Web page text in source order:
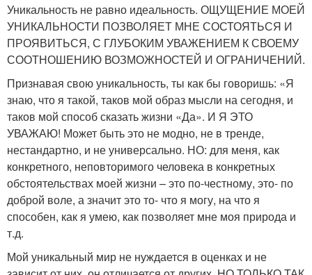
Уникальность не равно идеальность. ОЩУЩЕНИЕ МОЕЙ
УНИКАЛЬНОСТИ ПОЗВОЛЯЕТ МНЕ СОСТОЯТЬСЯ И
ПРОЯВИТЬСЯ, С ГЛУБОКИМ УВАЖЕНИЕМ К СВОЕМУ
СООТНОШЕНИЮ ВОЗМОЖНОСТЕЙ И ОГРАНИЧЕНИЙ.
Признавая свою уникальность, ты как бы говоришь: «Я
знаю, что я такой, таков мой образ мысли на сегодня, и
таков мой способ сказать жизни «Да». И Я ЭТО
УВАЖАЮ! Может быть это не модно, не в тренде,
нестандартно, и не универсально. НО: для меня, как
конкретного, неповторимого человека в конкретных
обстоятельствах моей жизни – это по-честному, это- по
доброй воле, а значит это то- что я могу, на что я
способен, как я умею, как позволяет мне моя природа и
т.д.
Мой уникальный мир не нуждается в оценках и не